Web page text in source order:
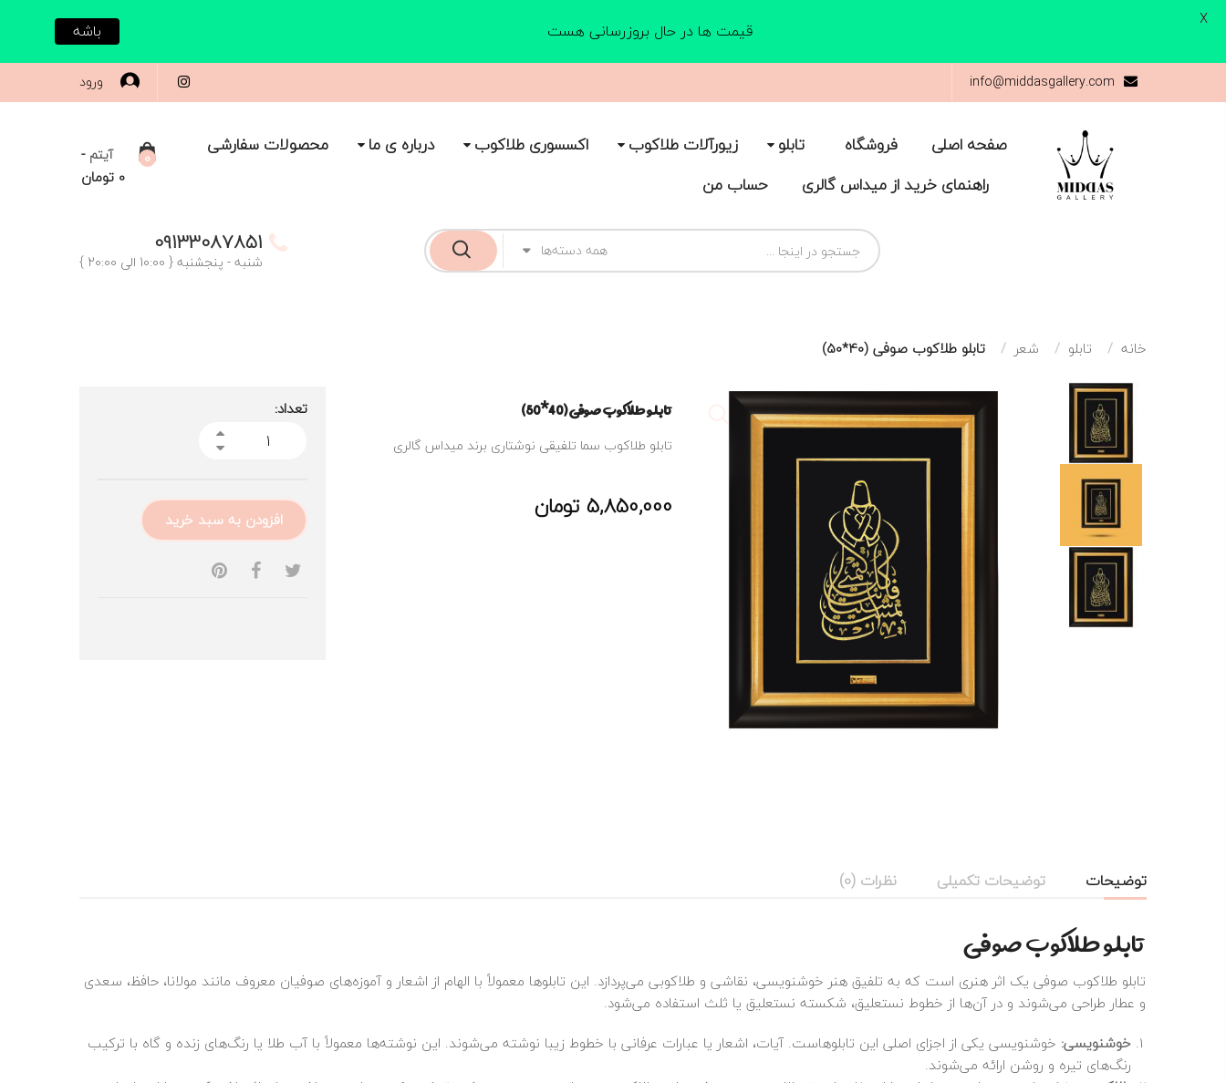
info@middasgallery.com ورود
صفحه اصلی فروشگاه تابلو زیورآلات طلاکوب اکسسوری طلاکوب درباره ی ما
محصولات سفارشی
راهنمای خرید از میداس گالری
حساب من
0 آیتم -
0 تومان
همه دسته‌ها 09133087851
شنبه - پنجشنبه { 10:00 الی 20:00 }
خانه تابلو شعر تابلو طلاکوب صوفی (40*50)
تابلو طلاکوب صوفی (40*50)
تابلو طلاکوب سما تلفیقی نوشتاری برند میداس گالری
5,850,000تومان
تعداد:
افزودن به سبد خرید
توضیحات توضیحات تکمیلی نظرات (0)
تابلو طلاکوب صوفی
تابلو طلاکوب صوفی یک اثر هنری است که به تلفیق هنر خوشنویسی، نقاشی و طلاکوبی می‌پردازد. این تابلوها معمولاً با الهام از اشعار و آموزه‌های صوفیان معروف مانند مولانا، حافظ، سعدی
و عطار طراحی می‌شوند و در آن‌ها از خطوط نستعلیق، شکسته نستعلیق یا ثلث استفاده می‌شود.
خوشنویسی: خوشنویسی یکی از اجزای اصلی این تابلوهاست. آیات، اشعار یا عبارات عرفانی با خطوط زیبا نوشته می‌شوند. این نوشته‌ها معمولاً با آب طلا یا رنگ‌های زنده و گاه با ترکیب
رنگ‌های تیره و روشن ارائه می‌شوند.
قیمت ها در حال بروزرسانی هست باشه X